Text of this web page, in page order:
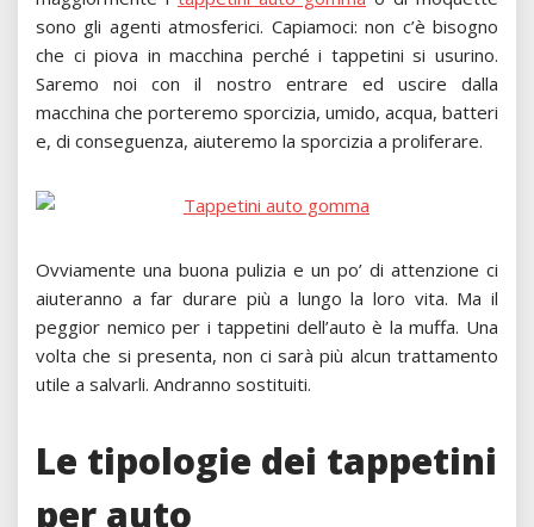
sono gli agenti atmosferici. Capiamoci: non c’è bisogno
che ci piova in macchina perché i tappetini si usurino.
Saremo noi con il nostro entrare ed uscire dalla
macchina che porteremo sporcizia, umido, acqua, batteri
e, di conseguenza, aiuteremo la sporcizia a proliferare.
Ovviamente una buona pulizia e un po’ di attenzione ci
aiuteranno a far durare più a lungo la loro vita. Ma il
peggior nemico per i tappetini dell’auto è la muffa. Una
volta che si presenta, non ci sarà più alcun trattamento
utile a salvarli. Andranno sostituiti.
Le tipologie dei tappetini
per auto